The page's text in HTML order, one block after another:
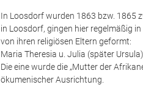
In Loosdorf wurden 1863 bzw. 1865
in Loosdorf, gingen hier regelmäßig
von ihren religiösen Eltern geformt:
Maria Theresia u. Julia (später
Die eine wurde die „Mutter der
ökumenischer Ausrichtung.